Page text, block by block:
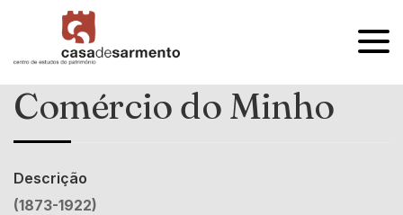
OPEN
Comércio do Minho
Descrição
(1873-1922)